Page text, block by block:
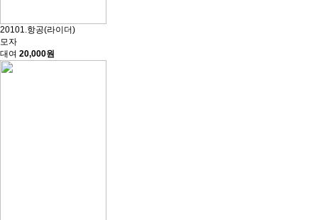
20101.항공(라이더)
모자
대여 20,000원